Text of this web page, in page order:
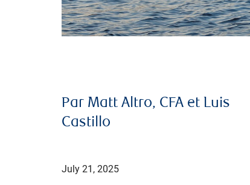
Par Matt Altro, CFA et Luis
Castillo
July 21, 2025